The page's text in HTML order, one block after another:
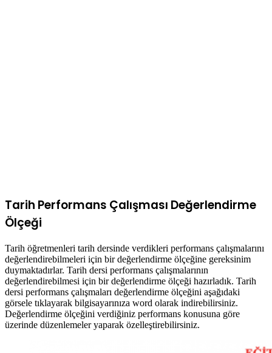
Tarih Performans Çalışması Değerlendirme
Ölçeği
Tarih öğretmenleri tarih dersinde verdikleri performans çalışmalarını
değerlendirebilmeleri için bir değerlendirme ölçeğine gereksinim
duymaktadırlar. Tarih dersi performans çalışmalarının
değerlendirebilmesi için bir değerlendirme ölçeği hazırladık. Tarih
dersi performans çalışmaları değerlendirme ölçeğini aşağıdaki
görsele tıklayarak bilgisayarınıza word olarak indirebilirsiniz.
Değerlendirme ölçeğini verdiğiniz performans konusuna göre
üzerinde düzenlemeler yaparak özelleştirebilirsiniz.